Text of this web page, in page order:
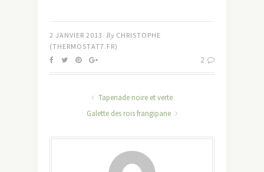
2 JANVIER 2013 By CHRISTOPHE
(THERMOSTAT7.FR)
2
Tapenade noire et verte
Galette des rois frangipane